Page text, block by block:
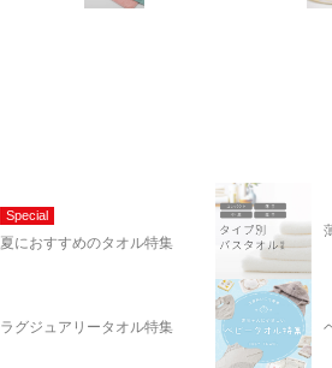
Special
夏におすすめのタオル特集
ラグジュアリータオル特集